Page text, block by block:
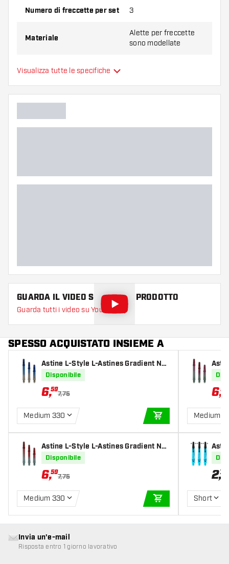
spessore diverso di alette per scoprire quale
Numero di freccette per set 3
Materiale
Alette per freccette
sono modellate
Forma
Tipo
Flessibilità
Visualizza tutte le specifiche
GUARDA IL VIDEO SU QUESTO PRODOTTO
Guarda tutti i video su YouTube
SPESSO ACQUISTATO INSIEME A
Astine L-Style L-Astines Gradient N9
Locked Straight Black & Blue
Disponibile
6,59
7,75
Medium 330
AGGIUNGI AL
Astine L-Style L-Astines Gradient N9
Locked Straight Black & Red
Disponibile
6,59
7,75
Medium 330
AGGIUNGI AL
6,59
Medium
2,70
Short
Invia un'e-mail
Risposta entro 1 giorno lavorativo